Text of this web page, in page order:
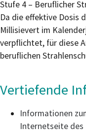
Stufe 4 – Beruflicher
Da die effektive Dosis
Millisievert im
verpflichtet, für diese
beruflichen
Vertiefende
Informationen
Internetseite